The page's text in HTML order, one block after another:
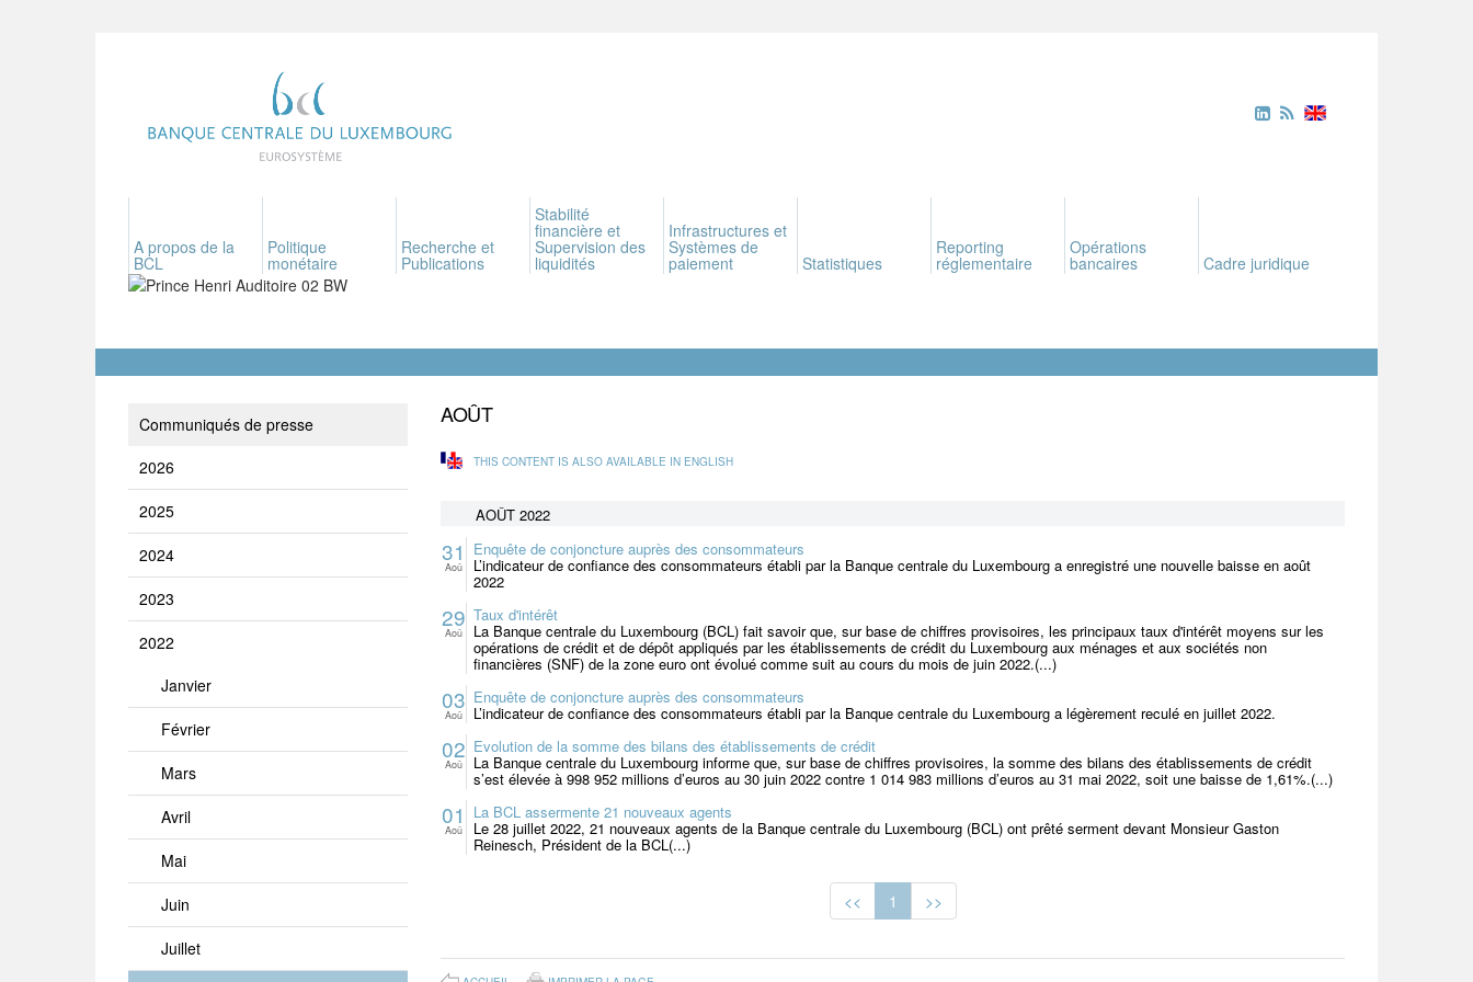
A propos de la
BCL
Politique
monétaire
Recherche et
Publications
Stabilité
financière et
Supervision des
liquidités
Infrastructures et
Systèmes de
paiement Statistiques
Reporting
réglementaire
Opérations
bancaires Cadre juridique
Communiqués de presse
2026
2025
2024
2023
2022
Janvier
Février
Mars
Avril
Mai
Juin
Juillet
AOÛT
THIS CONTENT IS ALSO AVAILABLE IN ENGLISH
AOÛT 2022
31
Aoû
Enquête de conjoncture auprès des consommateurs
L’indicateur de confiance des consommateurs établi par la Banque centrale du Luxembourg a enregistré une nouvelle baisse en août
2022
29
Aoû
Taux d'intérêt
La Banque centrale du Luxembourg (BCL) fait savoir que, sur base de chiffres provisoires, les principaux taux d'intérêt moyens sur les
opérations de crédit et de dépôt appliqués par les établissements de crédit du Luxembourg aux ménages et aux sociétés non
financières (SNF) de la zone euro ont évolué comme suit au cours du mois de juin 2022.(...)
03
Aoû
Enquête de conjoncture auprès des consommateurs
L’indicateur de confiance des consommateurs établi par la Banque centrale du Luxembourg a légèrement reculé en juillet 2022.
02
Aoû
Evolution de la somme des bilans des établissements de crédit
La Banque centrale du Luxembourg informe que, sur base de chiffres provisoires, la somme des bilans des établissements de crédit
s’est élevée à 998 952 millions d’euros au 30 juin 2022 contre 1 014 983 millions d’euros au 31 mai 2022, soit une baisse de 1,61%.(...)
01
Aoû
La BCL assermente 21 nouveaux agents
Le 28 juillet 2022, 21 nouveaux agents de la Banque centrale du Luxembourg (BCL) ont prêté serment devant Monsieur Gaston
Reinesch, Président de la BCL(...)
<< 1 >>